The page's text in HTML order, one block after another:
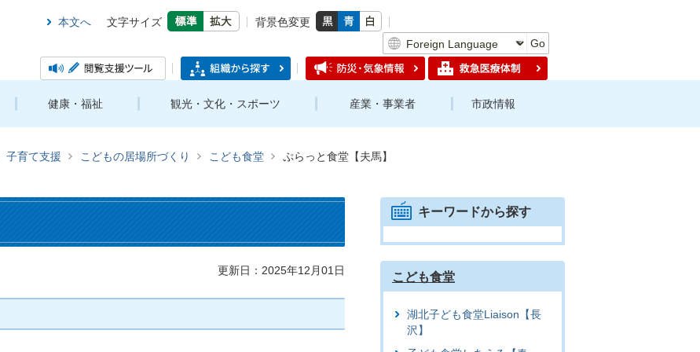
本文へ 文字サイズ
背景色変更
Go
健康・福祉 観光・文化・スポーツ 産業・事業者 市政情報
子育て支援 こどもの居場所づくり こども食堂 ぷらっと食堂【夫馬】
更新日：2025年12月01日
キーワードから探す
こども食堂
湖北子ども食堂Liaison【長
沢】